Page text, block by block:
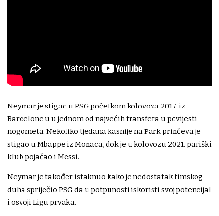
Neymar je stigao u PSG početkom kolovoza 2017. iz
Barcelone u u jednom od najvećih transfera u povijesti
nogometa. Nekoliko tjedana kasnije na Park prinčeva je
stigao u Mbappe iz Monaca, dok je u kolovozu 2021. pariški
klub pojačao i Messi.
Neymar je također istaknuo kako je nedostatak timskog
duha spriječio PSG da u potpunosti iskoristi svoj potencijal
i osvoji Ligu prvaka.